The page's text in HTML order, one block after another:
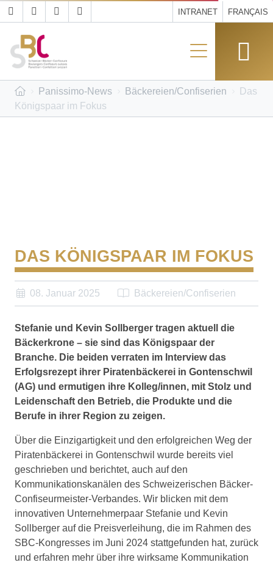
INTRANET FRANÇAIS
Panissimo-News Bäckereien/Confiserien
Das
Königspaar im Fokus
DAS KÖNIGSPAAR IM FOKUS
08. Januar 2025 Bäckereien/Confiserien
Stefanie und Kevin Sollberger tragen aktuell die
Bäckerkrone – sie sind das Königspaar der
Branche. Die beiden verraten im Interview das
Erfolgsrezept ihrer Piratenbäckerei in Gontenschwil
(AG) und ermutigen ihre Kolleg/innen, mit Stolz und
Leidenschaft den Betrieb, die Produkte und die
Berufe in ihrer Region zu zeigen.
Über die Einzigartigkeit und den erfolgreichen Weg der
Piratenbäckerei in Gontenschwil wurde bereits viel
geschrieben und berichtet, auch auf den
Kommunikationskanälen des Schweizerischen Bäcker-
Confiseurmeister-Verbandes. Wir blicken mit dem
innovativen Unternehmerpaar Stefanie und Kevin
Sollberger auf die Preisverleihung, die im Rahmen des
SBC-Kongresses im Juni 2024 stattgefunden hat, zurück
und erfahren mehr über ihre wirksame Kommunikation